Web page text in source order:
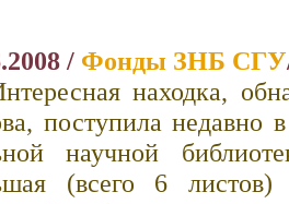
/ Фонды ЗНБ СГУ
находка,
поступила недавно
научной
(всего 6